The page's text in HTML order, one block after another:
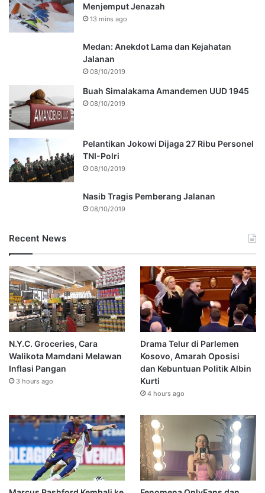
Menjemput Jenazah
13 mins ago
Medan: Anekdot Lama dan Kejahatan
Jalanan
08/10/2019
Buah Simalakama Amandemen UUD 1945
08/10/2019
Pelantikan Jokowi Dijaga 27 Ribu Personel
TNI-Polri
08/10/2019
Nasib Tragis Pemberang Jalanan
08/10/2019
Recent News
N.Y.C. Groceries, Cara
Walikota Mamdani Melawan
Inflasi Pangan
3 hours ago
Drama Telur di Parlemen
Kosovo, Amarah Oposisi
dan Kebuntuan Politik Albin
Kurti
4 hours ago